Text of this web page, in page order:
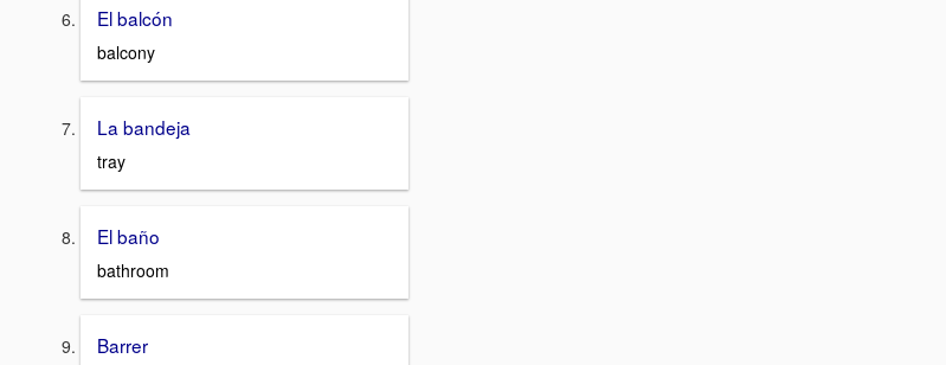
El balcón
balcony
La bandeja
tray
El baño
bathroom
Barrer